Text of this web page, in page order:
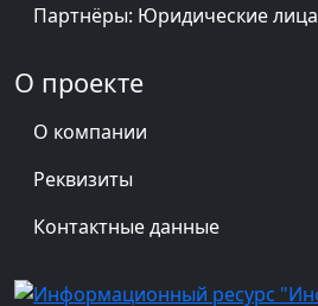
Партнёры: Юридические лица
О проекте
О компании
Реквизиты
Контактные данные